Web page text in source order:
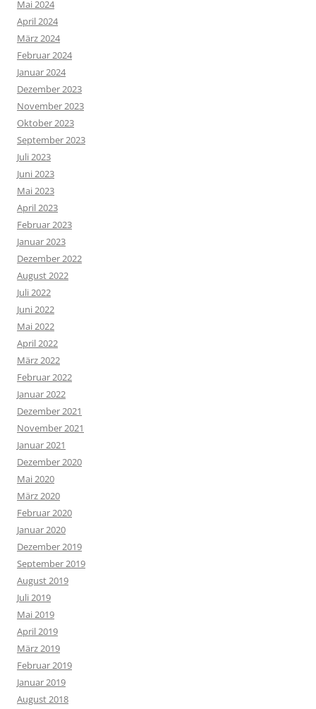
Mai 2024
April 2024
März 2024
Februar 2024
Januar 2024
Dezember 2023
November 2023
Oktober 2023
September 2023
Juli 2023
Juni 2023
Mai 2023
April 2023
Februar 2023
Januar 2023
Dezember 2022
August 2022
Juli 2022
Juni 2022
Mai 2022
April 2022
März 2022
Februar 2022
Januar 2022
Dezember 2021
November 2021
Januar 2021
Dezember 2020
Mai 2020
März 2020
Februar 2020
Januar 2020
Dezember 2019
September 2019
August 2019
Juli 2019
Mai 2019
April 2019
März 2019
Februar 2019
Januar 2019
August 2018